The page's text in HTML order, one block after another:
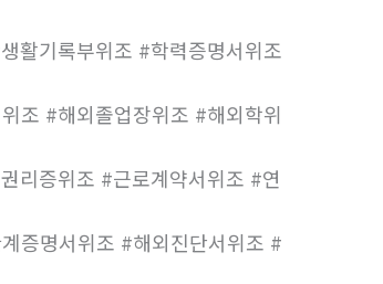
활기록부위조 #학력증명서위조
조 #해외졸업장위조 #해외학위
리증위조 #근로계약서위조 #연
증명서위조 #해외진단서위조 #